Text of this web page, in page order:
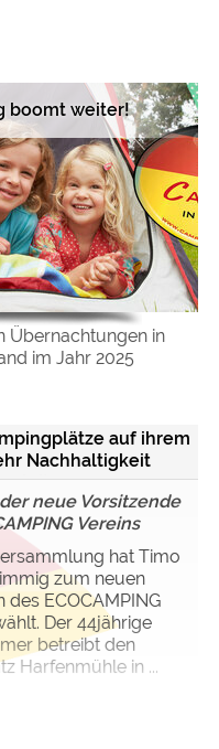
boomt weiter!
Übernachtungen in
im Jahr 2025
auf ihrem
Nachhaltigkeit
neue Vorsitzende
Vereins
hat Timo
zum neuen
des ECOCAMPING
Der 44jährige
betreibt den
Harfenmühle in ...